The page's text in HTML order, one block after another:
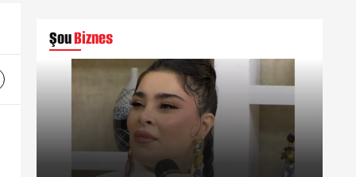
ŞouBiznes